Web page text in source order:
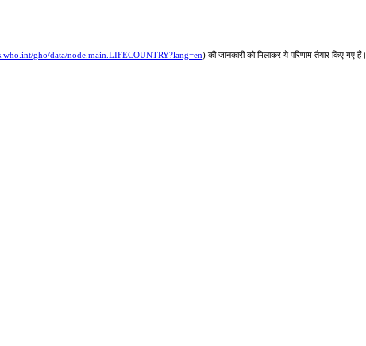
gho/data/node.main.LIFECOUNTRY?lang=en) की जानकारी को मिलाकर ये परिणाम तैयार किए